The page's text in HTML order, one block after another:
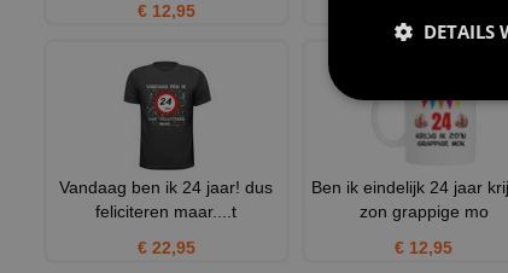
€ 12,95
Vandaag ben ik 24 jaar! dus
feliciteren maar....t
€ 22,95
Ben ik eindelijk 24 jaar
zon grappige mo
€ 12,95
DETAILS